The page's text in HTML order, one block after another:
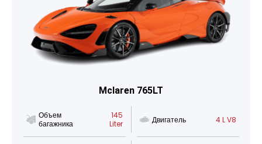
Mclaren 765LT
Объем
багажника
145
Liter
Двигатель 4 L V8